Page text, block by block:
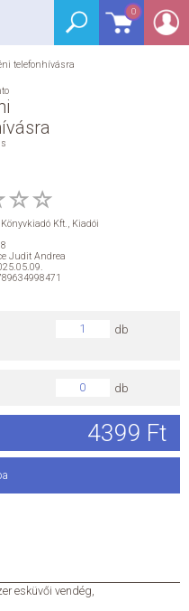
0
telefonhívásra
Kft., Kiadói
Judit Andrea
db
db
4399 Ft
esküvői vendég,